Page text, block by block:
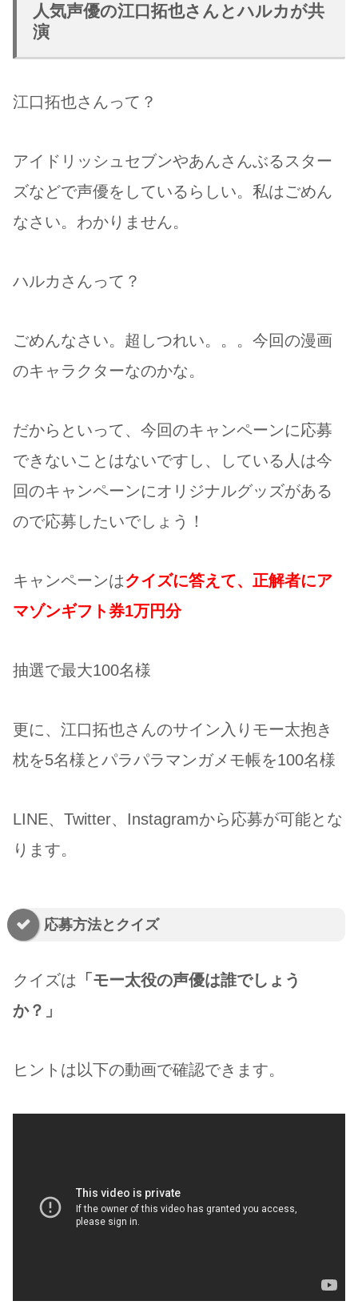
人気声優の江口拓也さんとハルカが共
演
江口拓也さんって？
アイドリッシュセブンやあんさんぶるスター
ズなどで声優をしているらしい。私はごめん
なさい。わかりません。
ハルカさんって？
ごめんなさい。超しつれい。。。今回の漫画
のキャラクターなのかな。
だからといって、今回のキャンペーンに応募
できないことはないですし、している人は今
回のキャンペーンにオリジナルグッズがある
ので応募したいでしょう！
キャンペーンはクイズに答えて、正解者にア
マゾンギフト券1万円分
抽選で最大100名様
更に、江口拓也さんのサイン入りモー太抱き
枕を5名様とパラパラマンガメモ帳を100名様
LINE、Twitter、Instagramから応募が可能とな
ります。
応募方法とクイズ
クイズは 「モー太役の声優は誰でしょう
か？」
ヒントは以下の動画で確認できます。